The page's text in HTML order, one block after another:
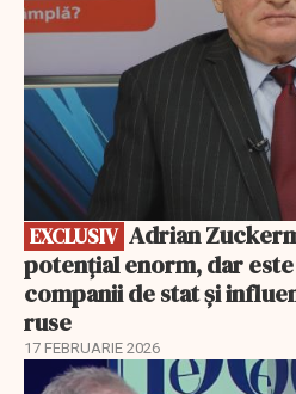
EXCLUSIV
potențial enorm, dar
companii de stat și
ruse
17 FEBRUARIE 2026
EXCLUSIV